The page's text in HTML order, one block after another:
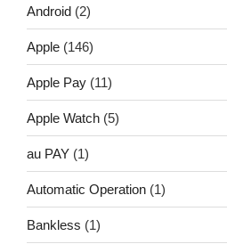
Android (2)
Apple (146)
Apple Pay (11)
Apple Watch (5)
au PAY (1)
Automatic Operation (1)
Bankless (1)